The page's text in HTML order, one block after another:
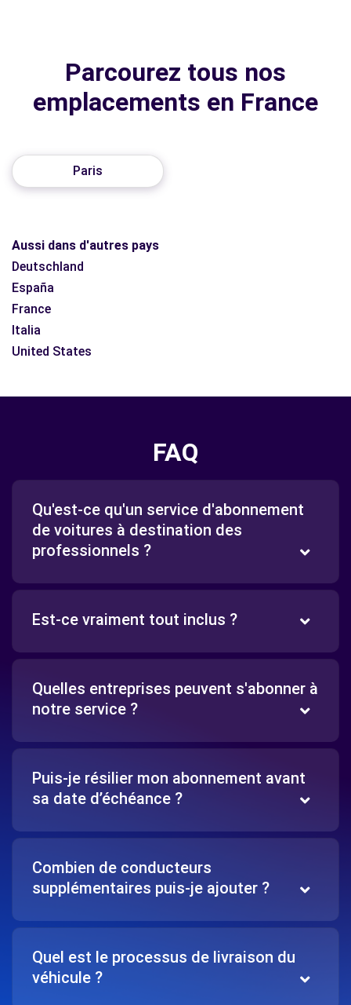
Parcourez tous nos
emplacements en France
Paris
Aussi dans d'autres pays
Deutschland
España
France
Italia
United States
FAQ
Qu'est-ce qu'un service d'abonnement
de voitures à destination des
professionnels ?
Est-ce vraiment tout inclus ?
Quelles entreprises peuvent s'abonner à
notre service ?
Puis-je résilier mon abonnement avant
sa date d’échéance ?
Combien de conducteurs
supplémentaires puis-je ajouter ?
Quel est le processus de livraison du
véhicule ?